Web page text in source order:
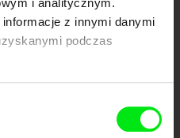
i analitycznym.
z innymi danymi
podczas
inicjatywy Doc Alliance, kreatywnej
dokumentalnego. Naszym celem
wspierać jego
autorskie filmy.